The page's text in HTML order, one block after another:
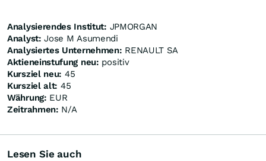
Analysierendes Institut: JPMORGAN
Analyst: Jose M Asumendi
Analysiertes Unternehmen: RENAULT SA
Aktieneinstufung neu: positiv
Kursziel neu: 45
Kursziel alt: 45
Währung: EUR
Zeitrahmen: N/A
Lesen Sie auch